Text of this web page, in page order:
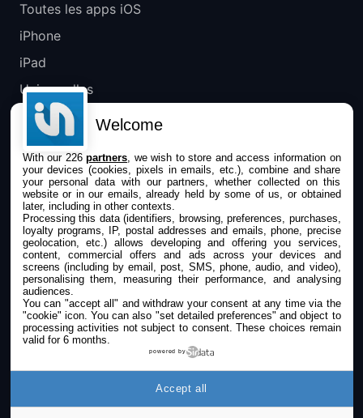
Toutes les apps iOS
iPhone
iPad
Universelles
Mac
Apple TV
IPHONEADDICT
Actualité Apple
Archives keynotes
Contact
À propos
KultureGeek
Welcome
With our 226partners , we wish to store and access information on
your devices (cookies, pixels in emails, etc.), combine and share
your personal data with our partners, whether collected on this
website or in our emails, already held by some of us, or obtained
later, including in other contexts.
Processing this data (identifiers, browsing, preferences, purchases,
loyalty programs, IP, postal addresses and emails, phone, precise
geolocation, etc.) allows developing and offering you services,
content, commercial offers and ads across your devices and
screens (including by email, post, SMS, phone, audio, and video),
personalising them, measuring their performance, and analysing
audiences.
You can "accept all" and withdraw your consent at any time via the
"cookie" icon. You can also "set detailed preferences" and object to
processing activities not subject to consent. These choices remain
valid for 6 months.
powered by
Accept all